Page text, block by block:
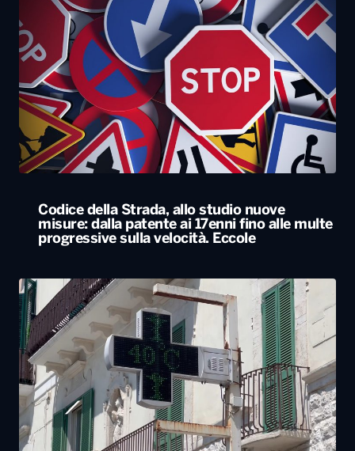
Codice della Strada, allo studio nuove
misure: dalla patente ai 17enni fino alle multe
progressive sulla velocità. Eccole